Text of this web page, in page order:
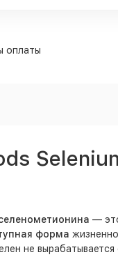
оплаты
—
форма
не вырабатывается